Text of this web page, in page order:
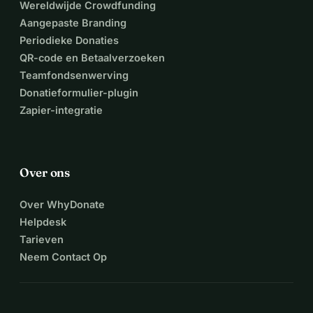
Wereldwijde Crowdfunding
Aangepaste Branding
Periodieke Donaties
QR-code en Betaalverzoeken
Teamfondsenwerving
Donatieformulier-plugin
Zapier-integratie
Over ons
Over WhyDonate
Helpdesk
Tarieven
Neem Contact Op